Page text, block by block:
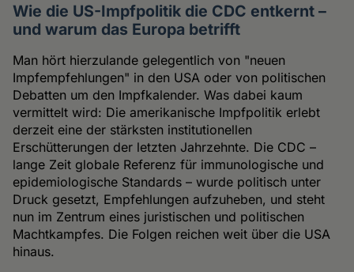
Wie die US-Impfpolitik die CDC entkernt –
und warum das Europa betrifft
Man hört hierzulande gelegentlich von "neuen
Impfempfehlungen" in den USA oder von politischen
Debatten um den Impfkalender. Was dabei kaum
vermittelt wird: Die amerikanische Impfpolitik erlebt
derzeit eine der stärksten institutionellen
Erschütterungen der letzten Jahrzehnte. Die CDC –
lange Zeit globale Referenz für immunologische und
epidemiologische Standards – wurde politisch unter
Druck gesetzt, Empfehlungen aufzuheben, und steht
nun im Zentrum eines juristischen und politischen
Machtkampfes. Die Folgen reichen weit über die USA
hinaus.